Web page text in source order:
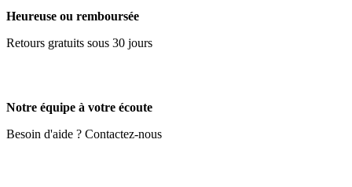
Heureuse ou remboursée
Retours gratuits sous 30 jours
Notre équipe à votre écoute
Besoin d'aide ? Contactez-nous